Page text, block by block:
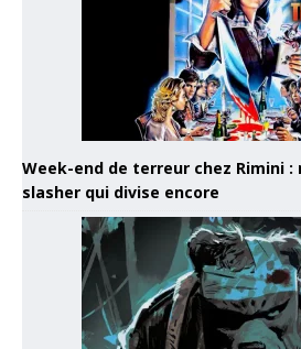
Week-end de terreur chez Rimini
slasher qui divise encore